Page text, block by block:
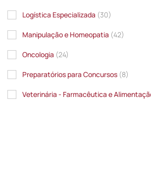
Logística Especializada (30)
Manipulação e Homeopatia (42)
Oncologia (24)
Preparatórios para Concursos (8)
Veterinária - Farmacêutica e